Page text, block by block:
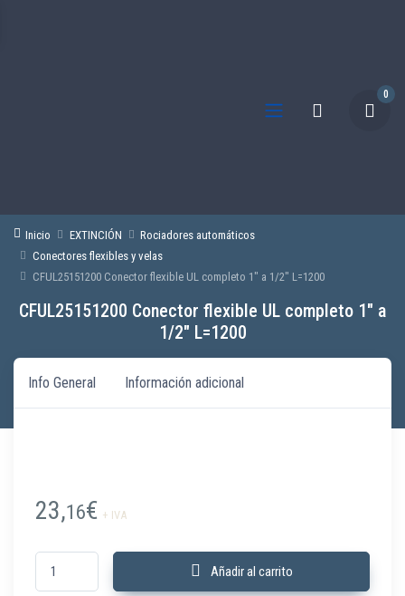
0
Inicio EXTINCIÓN
Rociadores automáticos
Conectores flexibles y velas
CFUL25151200 Conector flexible UL completo 1″ a 1/2″ L=1200
CFUL25151200 Conector flexible UL completo 1″ a
1/2″ L=1200
Info General Información adicional
23,16€ + IVA
CFUL25151200 Conector flexible UL completo 1" a 1/2" L=1200 cantidad
Añadir al carrito